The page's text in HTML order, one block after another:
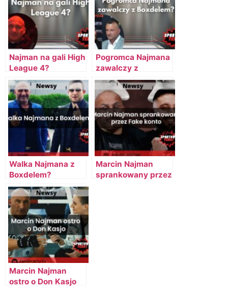
Najman na gali High
League 4?
Pogromca Najmana
zawalczy z
Boxdelem?
Walka Najmana z
Boxdelem?
Marcin Najman
sprankowany przez
Marcin Najman
ostro o Don Kasjo